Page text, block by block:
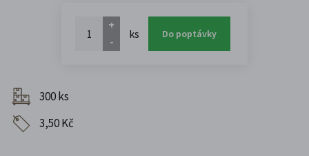
+
-
ks Do poptávky
300 ks
3,50 Kč